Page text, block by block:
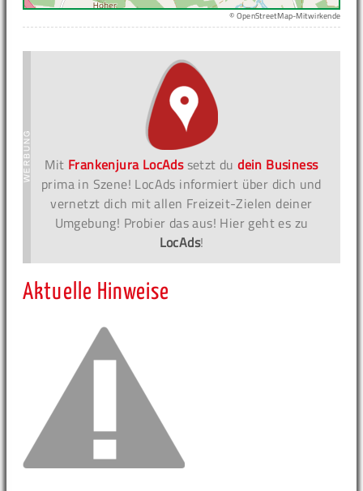
© OpenStreetMap-Mitwirkende
Mit Frankenjura LocAdssetzt dudein Business
prima in Szene! LocAds informiert über dich und
vernetzt dich mit allen Freizeit-Zielen deiner
Umgebung! Probier das aus! Hier geht es zu
LocAds!
Aktuelle Hinweise